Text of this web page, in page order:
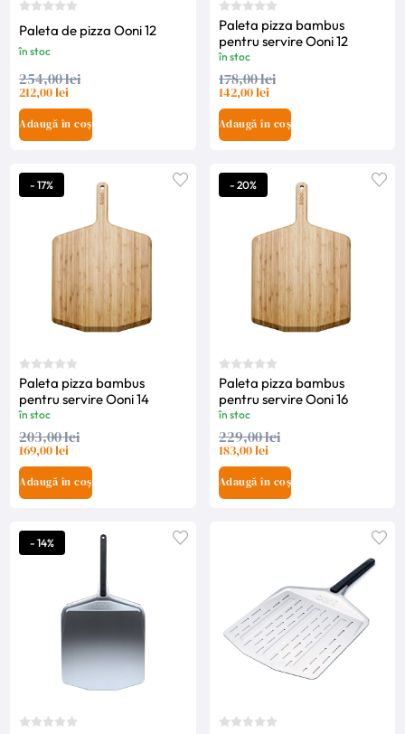
Paleta de pizza Ooni 12
în stoc
254,00 lei
212,00 lei
Adaugă în coș
Paleta pizza bambus
pentru servire Ooni 12
în stoc
178,00 lei
142,00 lei
Adaugă în coș
- 17%
Paleta pizza bambus
pentru servire Ooni 14
în stoc
203,00 lei
169,00 lei
Adaugă în coș
- 20%
Paleta pizza bambus
pentru servire Ooni 16
în stoc
229,00 lei
183,00 lei
Adaugă în coș
- 14%